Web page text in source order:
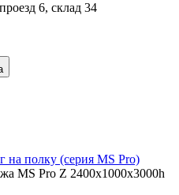
6, склад 34
на полку (серия MS Pro)
MS Pro Z 2400x1000х3000h